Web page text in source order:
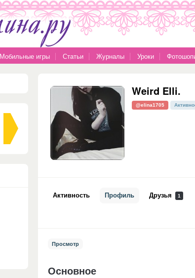
Мобильные игры Статьи Журналы Уроки
Weird Elli.
@elina1705
Активность Профиль Друзья 1
Просмотр
Основное